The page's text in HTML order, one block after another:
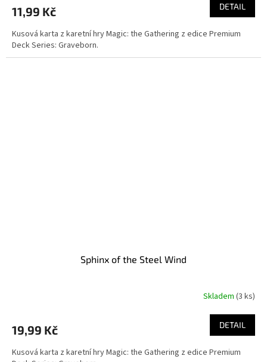
11,99 Kč DETAIL
Kusová karta z karetní hry Magic: the Gathering z edice Premium
Deck Series: Graveborn.
Sphinx of the Steel Wind
Skladem (3 ks)
19,99 Kč DETAIL
Kusová karta z karetní hry Magic: the Gathering z edice Premium